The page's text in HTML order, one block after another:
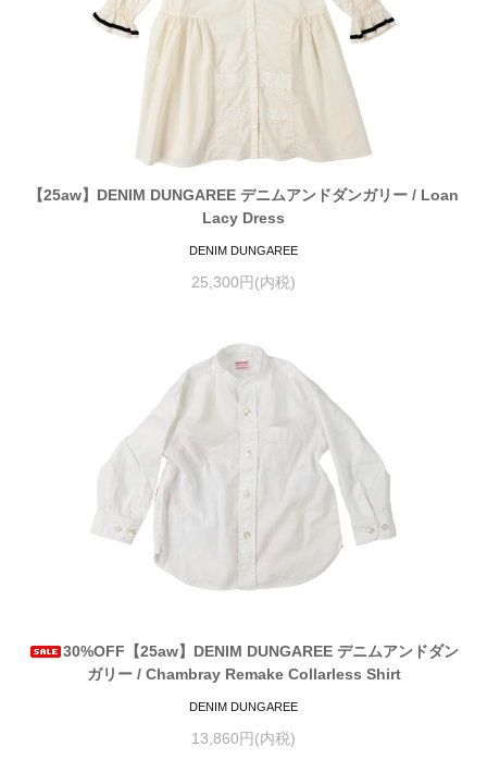
【25aw】DENIM DUNGAREE デニムアンドダンガリー / Loan
Lacy Dress
DENIM DUNGAREE
25,300円(内税)
30%OFF【25aw】DENIM DUNGAREE デニムアンドダン
ガリー / Chambray Remake Collarless Shirt
DENIM DUNGAREE
13,860円(内税)